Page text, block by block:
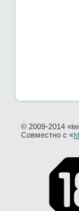
© 2009-2014
Совместно с «